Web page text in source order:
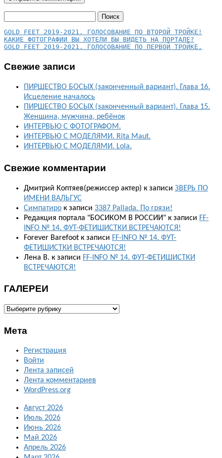
КАКИЕ ФОТОГРАФИИ ВЫ ХОТЕЛИ БЫ ВИДЕТЬ НА ПОРТАЛЕ?
GOLD FEET 2019-2021. ГОЛОСОВАНИЕ ПО ПЕРВОЙ ТРОЙКЕ.
Свежие записи
ПИРШЕСТВО БОСЫХ (законченный вариант). Глава 16.
Исцеление началось
ПИРШЕСТВО БОСЫХ (законченный вариант). Глава 15.
Женщина, мужчина, ребёнок
ИНТЕРВЬЮ С ФОТОГРАФОМ.
ИНТЕРВЬЮ С МОДЕЛЯМИ. Rita Maut.
ИНТЕРВЬЮ С МОДЕЛЯМИ. Lola.
Свежие комментарии
Дмитрий Коптяев(режиссер актер) к записи ЗВЕРЬ ПО
ИМЕНИ ВАЛЬГУС
Симпатиро к записи 3387 Pallada. По грязи!
Редакция портала "БОСИКОМ В РОССИИ" к записи FF-
INFO № 14. ФУТ-ФЕТИШИСТКИ ВСТРЕЧАЮТСЯ!
Forever Barefoot к записи FF-INFO № 14. ФУТ-
ФЕТИШИСТКИ ВСТРЕЧАЮТСЯ!
Лена В. к записи FF-INFO № 14. ФУТ-ФЕТИШИСТКИ
ВСТРЕЧАЮТСЯ!
ГАЛЕРЕИ
ГАЛЕРЕИ
Мета
Регистрация
Войти
Лента записей
Лента комментариев
WordPress.org
Август 2026
Июль 2026
Июнь 2026
Май 2026
Апрель 2026